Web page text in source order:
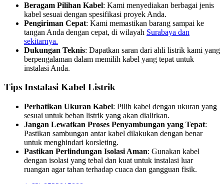
Beragam Pilihan Kabel: Kami menyediakan berbagai jenis
kabel sesuai dengan spesifikasi proyek Anda.
Pengiriman Cepat: Kami memastikan barang sampai ke
tangan Anda dengan cepat, di wilayah Surabaya dan
sekitarnya.
Dukungan Teknis: Dapatkan saran dari ahli listrik kami yang
berpengalaman dalam memilih kabel yang tepat untuk
instalasi Anda.
Tips Instalasi Kabel Listrik
Perhatikan Ukuran Kabel: Pilih kabel dengan ukuran yang
sesuai untuk beban listrik yang akan dialirkan.
Jangan Lewatkan Proses Penyambungan yang Tepat:
Pastikan sambungan antar kabel dilakukan dengan benar
untuk menghindari korsleting.
Pastikan Perlindungan Isolasi Aman: Gunakan kabel
dengan isolasi yang tebal dan kuat untuk instalasi luar
ruangan agar tahan terhadap cuaca dan gangguan fisik.